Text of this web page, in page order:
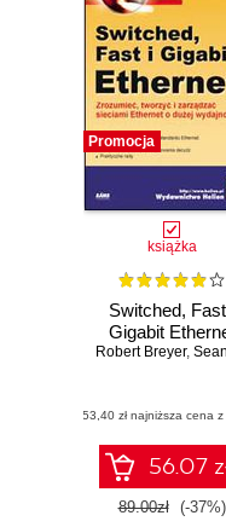
Promocja
książka
Switched,
Gigabit
Robert Breyer, Sean Riley
(53,40 zł najniższa cena
56.07
89.00zł (-37%)